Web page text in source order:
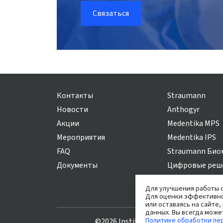
Связаться
Контакты
Новости
Акции
Мероприятия
FAQ
Документы
Straumann
Anthogyr
Medentika MPS
Medentika IPS
Straumann
Цифровые
Для улучшения работы
Для оценки
или оставаясь на сайте,
данных. Вы всегда
Политике обработки